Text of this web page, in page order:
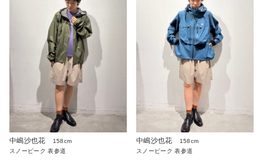
中嶋沙也花
158cm
スノーピーク 表参道
中嶋沙也花
158cm
スノーピーク 表参道